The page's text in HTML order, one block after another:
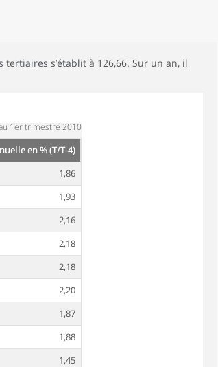
s’établit à 126,66. Sur un an, il
1er trimestre 2010
en % (T/T-4)
1,86
1,93
2,16
2,18
2,18
2,20
1,87
1,88
1,45